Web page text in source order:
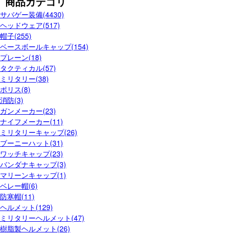
サバゲー装備(4430)
ヘッドウェア(517)
帽子(255)
ベースボールキャップ(154)
プレーン(18)
タクティカル(57)
ミリタリー(38)
ポリス(8)
消防(3)
ガンメーカー(23)
ナイフメーカー(11)
ミリタリーキャップ(26)
ブーニーハット(31)
ワッチキャップ(23)
バンダナキャップ(3)
マリーンキャップ(1)
ベレー帽(6)
防寒帽(11)
ヘルメット(129)
ミリタリーヘルメット(47)
樹脂製ヘルメット(26)